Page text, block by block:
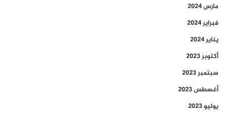
مارس 2024
فبراير 2024
يناير 2024
أكتوبر 2023
سبتمبر 2023
أغسطس 2023
يوليو 2023